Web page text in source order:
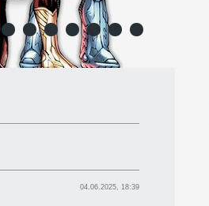
4 6 7
04.06.2025, 18:39